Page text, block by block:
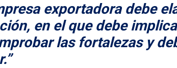
exportadora debe
en el que debe
las fortalezas y